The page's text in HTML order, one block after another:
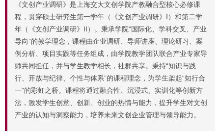
《文创产业调研》是上海交大文创学院产教融合型核心必修课
程，贯穿硕士研究生第一学年（《文创产业调研》I）和第二学
年（《文创产业调研》II）。秉承学院“国际化、学科交叉、产业
导向”的教学理念，课程由企业调研、导师讲座、理论研习、案
例分析、项目实践等任务组成，由学院教学团队联合产业专家导
师共同担任，并与学生教学相长，社群共享。秉持“知识与践
行、开放与纪律、个性与体系”的课程理念，为学生架起“知行合
一”的彩虹之桥。课程将通过融合性、沉浸式、实训化等创新方
法，激发学生创意、创新、创业的热情与能力，提升学生对文创
产业的认知与洞察能力，培养未来文创企业管理与领导能力。